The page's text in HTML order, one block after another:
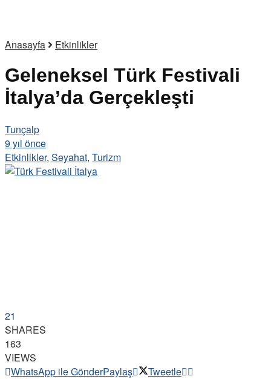
Anasayfa Etkinlikler
Geleneksel Türk Festivali
İtalya’da Gerçekleşti
Tunçalp
9 yıl önce
Etkinlikler, Seyahat, Turizm
21
SHARES
163
VIEWS
WhatsApp ile GönderPaylaş Tweetle